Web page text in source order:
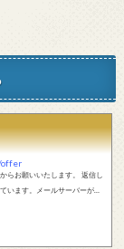
offer
います。メールサーバーが正